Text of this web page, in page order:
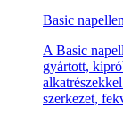
Basic
A Basic
gyártott,
szerkezet,